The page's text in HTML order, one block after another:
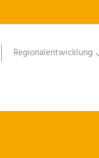
Regionalentwicklung